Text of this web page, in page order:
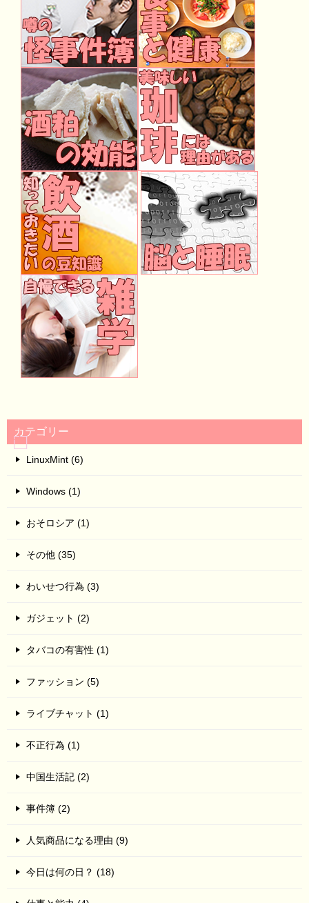
カテゴリー
LinuxMint (6)
Windows (1)
おそロシア (1)
その他 (35)
わいせつ行為 (3)
ガジェット (2)
タバコの有害性 (1)
ファッション (5)
ライブチャット (1)
不正行為 (1)
中国生活記 (2)
事件簿 (2)
人気商品になる理由 (9)
今日は何の日？ (18)